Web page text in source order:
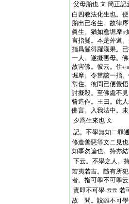
父母胎也 文 簡正記
白四教法化生也。
胎出已名生。故律
眞生。猶如鴦堀摩ヲ
言指鬘。本是外道
指爲鬘得羅漢果。
一人。遂擬害母。
故害佛。彼云。住セ
堀摩。令當該一指
常住。彼問已便覺
討擬殺。至佛處不
曾造作。王曰。此
佛言。入我法中。
夕爲生來也 文
記。不學無知二罪
修造善惡等文ニ見
知事勿論也。持亦
下云。不學之人。
若夷若吉。隨有所
者。指可學不可學
實即不可學 云云 若
故 問。設雖不可學